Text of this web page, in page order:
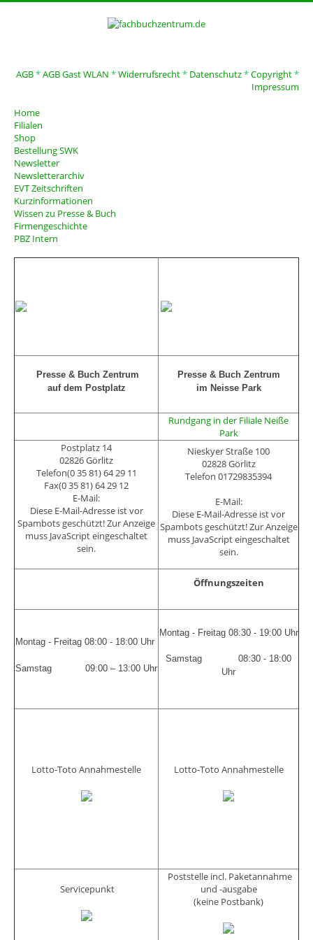
AGB*AGB Gast WLAN *Widerrufsrecht* Datenschutz*Copyright*
Impressum
Home
Filialen
Shop
Bestellung SWK
Newsletter
Newsletterarchiv
EVT Zeitschriften
Kurzinformationen
Wissen zu Presse & Buch
Firmengeschichte
PBZ Intern
Presse & Buch Zentrum
auf dem Postplatz
Presse & Buch Zentrum
im Neisse Park
Rundgang in der Filiale Neiße
Park
Postplatz 14
02826 Görlitz
Telefon(0 35 81) 64 29 11
Fax(0 35 81) 64 29 12
E-Mail:
Diese E-Mail-Adresse ist vor
Spambots geschützt! Zur Anzeige
muss JavaScript eingeschaltet
sein.
Nieskyer Straße 100
02828 Görlitz
Telefon 01729835394
E-Mail:
Diese E-Mail-Adresse ist vor
Spambots geschützt! Zur Anzeige
muss JavaScript eingeschaltet
sein.
Öffnungszeiten
Montag - Freitag 08:00 - 18:00 Uhr
Samstag 09:00 – 13:00 Uhr
Montag - Freitag 08:30 - 19:00 Uhr
Samstag 08:30 - 18:00
Uhr
Lotto-Toto Annahmestelle Lotto-Toto Annahmestelle
Servicepunkt
Poststelle incl. Paketannahme
und -ausgabe
(keine Postbank)